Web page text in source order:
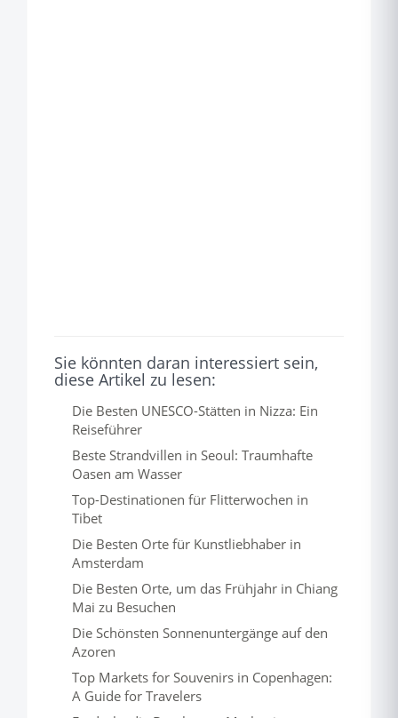
Sie könnten daran interessiert sein,
diese Artikel zu lesen:
Die Besten UNESCO-Stätten in Nizza: Ein
Reiseführer
Beste Strandvillen in Seoul: Traumhafte
Oasen am Wasser
Top-Destinationen für Flitterwochen in
Tibet
Die Besten Orte für Kunstliebhaber in
Amsterdam
Die Besten Orte, um das Frühjahr in Chiang
Mai zu Besuchen
Die Schönsten Sonnenuntergänge auf den
Azoren
Top Markets for Souvenirs in Copenhagen:
A Guide for Travelers